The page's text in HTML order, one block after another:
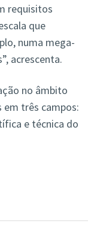
requisitos
que
numa mega-
acrescenta.
no âmbito
em três campos:
e técnica do